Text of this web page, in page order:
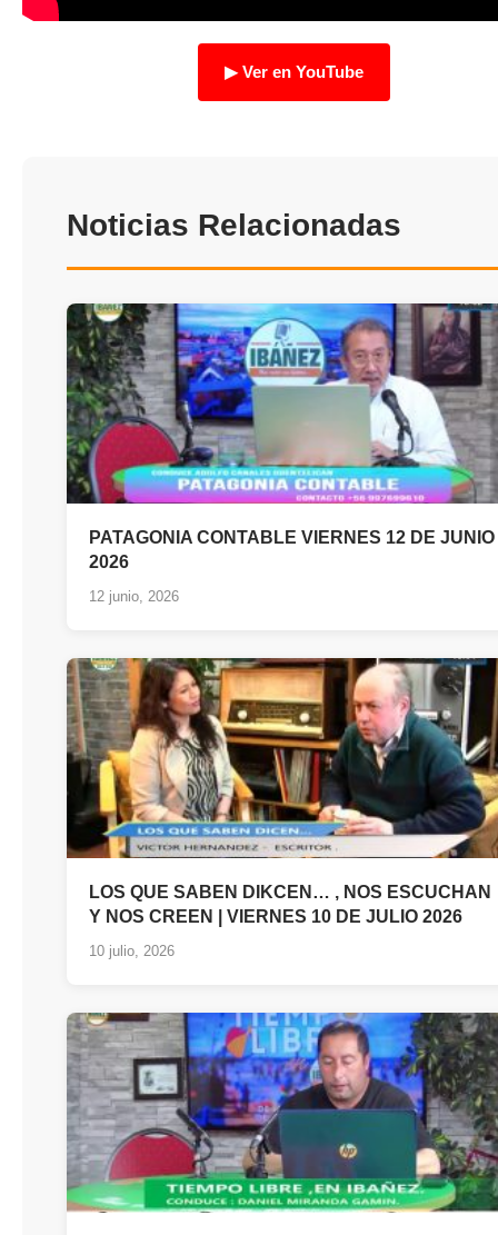
▶ Ver en YouTube
Noticias Relacionadas
PATAGONIA CONTABLE VIERNES 12 DE JUNIO
2026
12 junio, 2026
LOS QUE SABEN DIKCEN… , NOS ESCUCHAN
Y NOS CREEN | VIERNES 10 DE JULIO 2026
10 julio, 2026